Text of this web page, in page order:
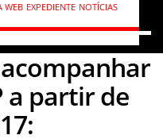
WEB EXPEDIENTE NOTÍCIAS
a partir de